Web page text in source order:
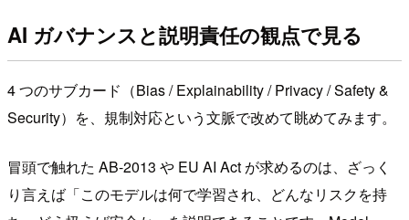
AI ガバナンスと説明責任の観点で見る
4 つのサブカード（Bias / Explainability / Privacy / Safety &
Security）を、規制対応という文脈で改めて眺めてみます。
冒頭で触れた AB-2013 や EU AI Act が求めるのは、ざっく
り言えば「このモデルは何で学習され、どんなリスクを持